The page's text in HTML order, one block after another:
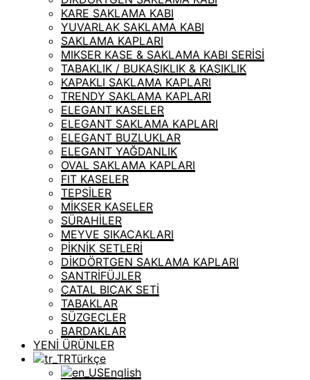
KARE SAKLAMA KABI
YUVARLAK SAKLAMA KABI
SAKLAMA KAPLARI
MIKSER KASE & SAKLAMA KABI SERİSİ
TABAKLIK / BUKAŞIKLIK & KAŞIKLIK
KAPAKLI SAKLAMA KAPLARI
TRENDY SAKLAMA KAPLARI
ELEGANT KASELER
ELEGANT SAKLAMA KAPLARI
ELEGANT BUZLUKLAR
ELEGANT YAĞDANLIK
OVAL SAKLAMA KAPLARI
FIT KASELER
TEPSİLER
MİKSER KASELER
SÜRAHİLER
MEYVE SIKACAKLARI
PİKNİK SETLERİ
DİKDÖRTGEN SAKLAMA KAPLARI
SANTRİFÜJLER
ÇATAL BIÇAK SETİ
TABAKLAR
SÜZGEÇLER
BARDAKLAR
YENİ ÜRÜNLER
Türkçe
English